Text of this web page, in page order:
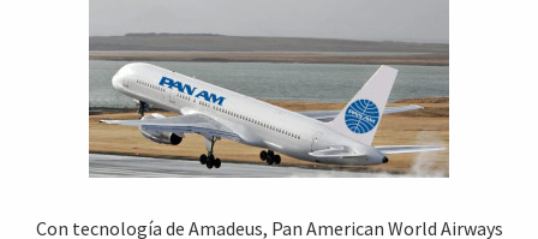
Con tecnología de Amadeus, Pan American World Airways